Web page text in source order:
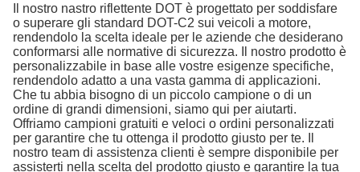
Il nostro nastro riflettente DOT è progettato per soddisfare
o superare gli standard DOT-C2 sui veicoli a motore,
rendendolo la scelta ideale per le aziende che desiderano
conformarsi alle normative di sicurezza. Il nostro prodotto è
personalizzabile in base alle vostre esigenze specifiche,
rendendolo adatto a una vasta gamma di applicazioni.
Che tu abbia bisogno di un piccolo campione o di un
ordine di grandi dimensioni, siamo qui per aiutarti.
Offriamo campioni gratuiti e veloci o ordini personalizzati
per garantire che tu ottenga il prodotto giusto per te. Il
nostro team di assistenza clienti è sempre disponibile per
assisterti nella scelta del prodotto giusto e garantire la tua